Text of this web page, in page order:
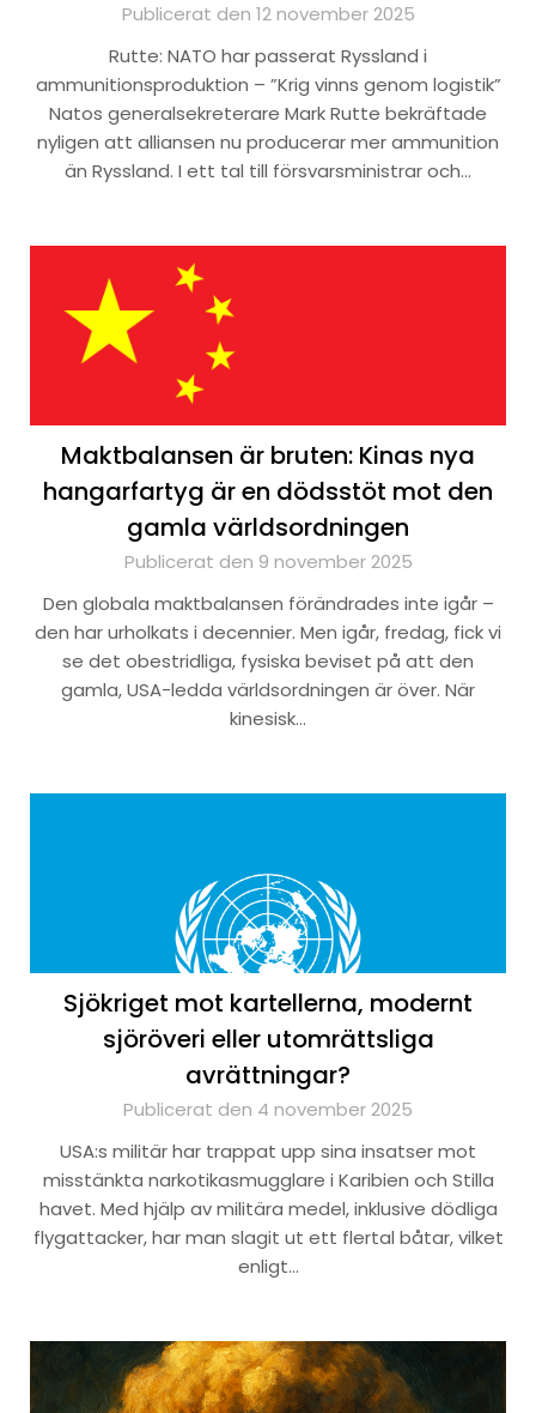
Publicerat den 12 november 2025
Rutte: NATO har passerat Ryssland i
ammunitionsproduktion – ”Krig vinns genom logistik”
Natos generalsekreterare Mark Rutte bekräftade
nyligen att alliansen nu producerar mer ammunition
än Ryssland. I ett tal till försvarsministrar och…
Maktbalansen är bruten: Kinas nya
hangarfartyg är en dödsstöt mot den
gamla världsordningen
Publicerat den 9 november 2025
Den globala maktbalansen förändrades inte igår –
den har urholkats i decennier. Men igår, fredag, fick vi
se det obestridliga, fysiska beviset på att den
gamla, USA-ledda världsordningen är över. När
kinesisk…
Sjökriget mot kartellerna, modernt
sjöröveri eller utomrättsliga
avrättningar?
Publicerat den 4 november 2025
USA:s militär har trappat upp sina insatser mot
misstänkta narkotikasmugglare i Karibien och Stilla
havet. Med hjälp av militära medel, inklusive dödliga
flygattacker, har man slagit ut ett flertal båtar, vilket
enligt…